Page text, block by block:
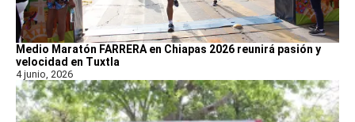
Medio Maratón FARRERA en Chiapas 2026 reunirá pasión y
velocidad en Tuxtla
4 junio, 2026